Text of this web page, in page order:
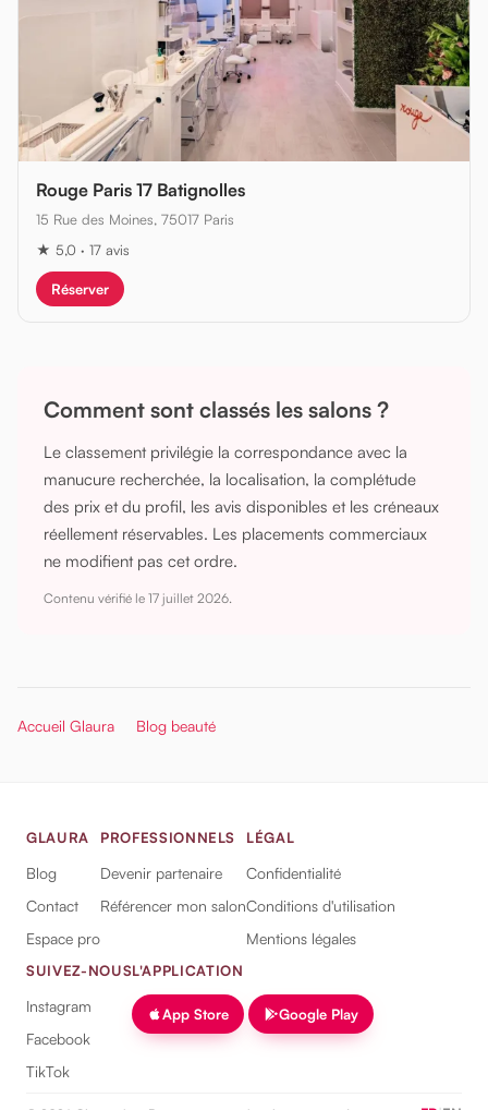
Rouge Paris 17 Batignolles
15 Rue des Moines, 75017 Paris
★ 5,0 · 17 avis
Réserver
Comment sont classés les salons ?
Le classement privilégie la correspondance avec la
manucure recherchée, la localisation, la complétude
des prix et du profil, les avis disponibles et les créneaux
réellement réservables. Les placements commerciaux
ne modifient pas cet ordre.
Contenu vérifié le 17 juillet 2026.
Accueil Glaura Blog beauté
GLAURA
Blog
Contact
Espace pro
PROFESSIONNELS
Devenir partenaire
Référencer mon salon
LÉGAL
Confidentialité
Conditions d'utilisation
Mentions légales
SUIVEZ-NOUS
Instagram
Facebook
TikTok
L'APPLICATION
App Store Google Play